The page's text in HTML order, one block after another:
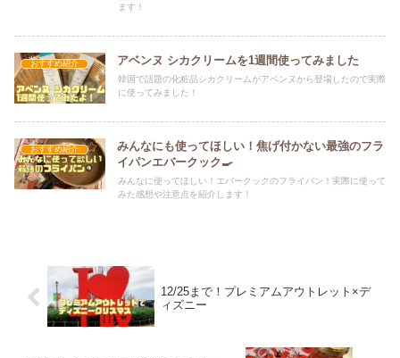
ます！
おすすめ紹介 アベンヌ シカクリームを1週間使ってみました
韓国で話題の化粧品シカクリームがアベンヌから登場したので実際
に使ってみました！
おすすめ紹介
みんなにも使ってほしい！焦げ付かない最強のフラ
イパンエバークック🍳
みんなに使ってほしい！エバークックのフライパン！実際に使って
みた感想や注意点を紹介します！
12/25まで！プレミアムアウトレット×デ
ィズニー